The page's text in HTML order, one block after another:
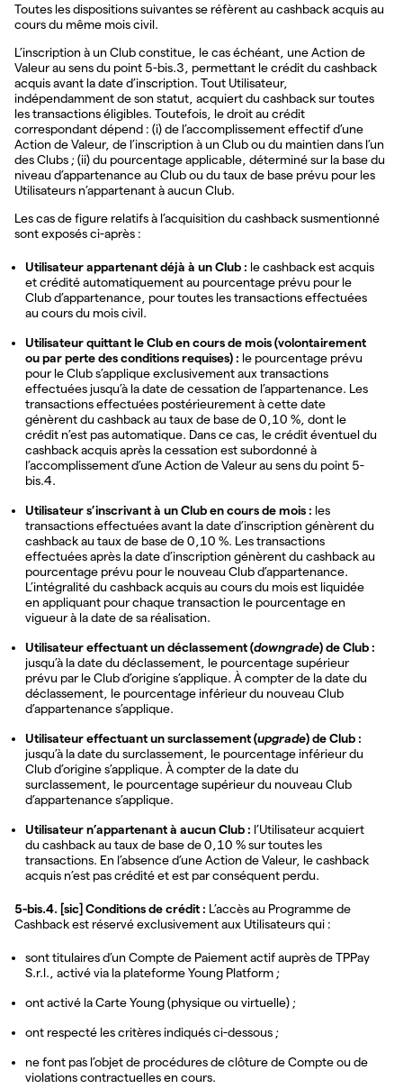
Toutes les dispositions suivantes se réfèrent au cashback acquis au
cours du même mois civil.
L’inscription à un Club constitue, le cas échéant, une Action de
Valeur au sens du point 5-bis.3, permettant le crédit du cashback
acquis avant la date d’inscription. Tout Utilisateur,
indépendamment de son statut, acquiert du cashback sur toutes
les transactions éligibles. Toutefois, le droit au crédit
correspondant dépend : (i) de l’accomplissement effectif d’une
Action de Valeur, de l’inscription à un Club ou du maintien dans l’un
des Clubs ; (ii) du pourcentage applicable, déterminé sur la base du
niveau d’appartenance au Club ou du taux de base prévu pour les
Utilisateurs n’appartenant à aucun Club.
Les cas de figure relatifs à l’acquisition du cashback susmentionné
sont exposés ci-après :
Utilisateur appartenant déjà à un Club : le cashback est acquis
et crédité automatiquement au pourcentage prévu pour le
Club d’appartenance, pour toutes les transactions effectuées
au cours du mois civil.
Utilisateur quittant le Club en cours de mois (volontairement
ou par perte des conditions requises) : le pourcentage prévu
pour le Club s’applique exclusivement aux transactions
effectuées jusqu’à la date de cessation de l’appartenance. Les
transactions effectuées postérieurement à cette date
génèrent du cashback au taux de base de 0,10 %, dont le
crédit n’est pas automatique. Dans ce cas, le crédit éventuel du
cashback acquis après la cessation est subordonné à
l’accomplissement d’une Action de Valeur au sens du point 5-
bis.4.
Utilisateur s’inscrivant à un Club en cours de mois : les
transactions effectuées avant la date d’inscription génèrent du
cashback au taux de base de 0,10 %. Les transactions
effectuées après la date d’inscription génèrent du cashback au
pourcentage prévu pour le nouveau Club d’appartenance.
L’intégralité du cashback acquis au cours du mois est liquidée
en appliquant pour chaque transaction le pourcentage en
vigueur à la date de sa réalisation.
Utilisateur effectuant un déclassement (downgrade) de Club :
jusqu’à la date du déclassement, le pourcentage supérieur
prévu par le Club d’origine s’applique. À compter de la date du
déclassement, le pourcentage inférieur du nouveau Club
d’appartenance s’applique.
Utilisateur effectuant un surclassement (upgrade) de Club :
jusqu’à la date du surclassement, le pourcentage inférieur du
Club d’origine s’applique. À compter de la date du
surclassement, le pourcentage supérieur du nouveau Club
d’appartenance s’applique.
Utilisateur n’appartenant à aucun Club : l’Utilisateur acquiert
du cashback au taux de base de 0,10 % sur toutes les
transactions. En l’absence d’une Action de Valeur, le cashback
acquis n’est pas crédité et est par conséquent perdu.
5-bis.4. [sic] Conditions de crédit : L’accès au Programme de
Cashback est réservé exclusivement aux Utilisateurs qui :
sont titulaires d’un Compte de Paiement actif auprès de TPPay
S.r.l., activé via la plateforme Young Platform ;
ont activé la Carte Young (physique ou virtuelle) ;
ont respecté les critères indiqués ci-dessous ;
ne font pas l’objet de procédures de clôture de Compte ou de
violations contractuelles en cours.